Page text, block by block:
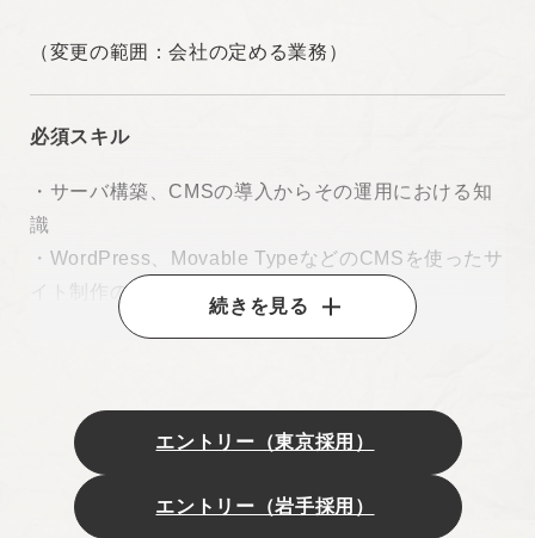
（変更の範囲：会社の定める業務）
必須スキル
・サーバ構築、CMSの導入からその運用における知
識
・WordPress、Movable TypeなどのCMSを使ったサ
イト制作の経験
・何らかのフレームワークを用いたWebアプリケー
・いずれかの実務経験3年以上
・要件定義や基本設計など上流工程の経験
・PHP・Perl・Ruby・Python・Swift・Kotlin・
Flutterなどのプログラミング開発経験3年以上
続きを見る
エントリー（東京採用）
エントリー（岩手採用）